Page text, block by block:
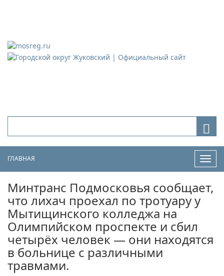
ГЛАВНАЯ
Минтранс Подмосковья сообщает,
что лихач проехал по тротуару у
Мытищинского колледжа на
Олимпийском проспекте и сбил
четырёх человек — они находятся
в больнице с различными
травмами.